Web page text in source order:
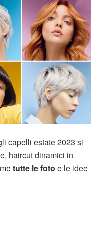
capelli estate 2023 si
haircut dinamici in
tutte le foto e le idee